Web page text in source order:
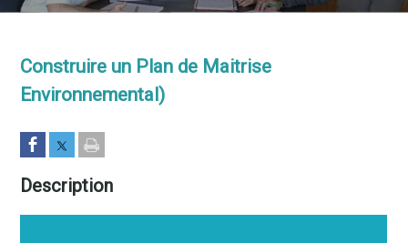
Construire un Plan de Maitrise
Environnemental)
Description